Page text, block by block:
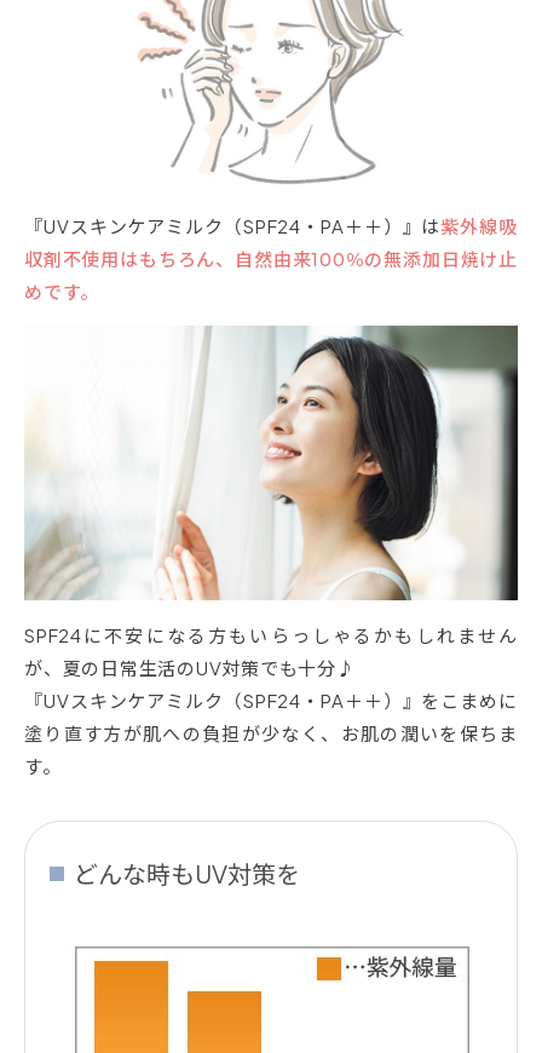
『UVスキンケアミルク（SPF24・PA＋＋）』は紫外線吸
収剤不使用はもちろん、自然由来100％の無添加日焼け止
めです。
SPF24に不安になる方もいらっしゃるかもしれません
が、夏の日常生活のUV対策でも十分♪
『UVスキンケアミルク（SPF24・PA＋＋）』をこまめに
塗り直す方が肌への負担が少なく、お肌の潤いを保ちま
す。
どんな時もUV対策を